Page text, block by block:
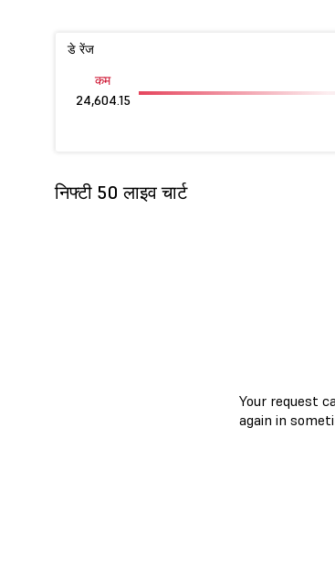
डे रेंज
कम
24,604.15
निफ्टी 50 लाइव चार्ट